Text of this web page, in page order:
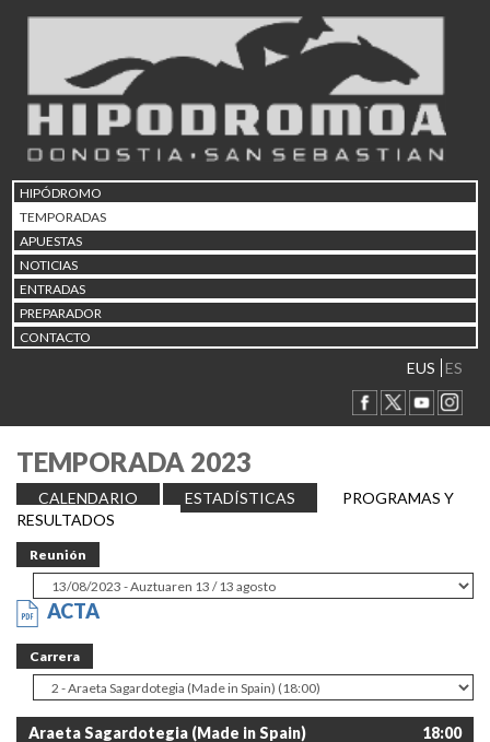
HIPÓDROMO
TEMPORADAS
APUESTAS
NOTICIAS
ENTRADAS
PREPARADOR
CONTACTO
EUS ES
TEMPORADA 2023
CALENDARIO ESTADÍSTICAS
PROGRAMAS Y
RESULTADOS
Reunión
ACTA
Carrera
Araeta Sagardotegia (Made in Spain) 18:00